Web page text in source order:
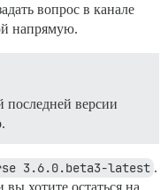
вопрос в канале
напрямую.
последней версии
3.6.0.beta3-latest .
хотите остаться на